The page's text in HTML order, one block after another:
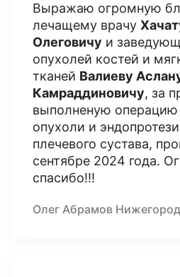
Выражаю огромную
лечащему врачу
Олеговичу и
опухолей костей и
тканей Валиеву
Камраддиновичу, за
выполненую
опухоли и
плечевого сустава,
сентябре 2024 года.
спасибо!!!
Олег Абрамов